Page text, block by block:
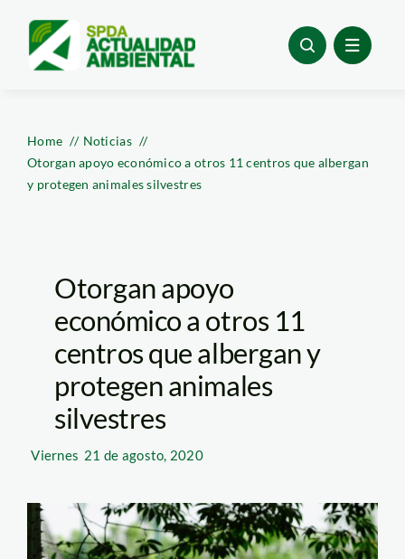
content
Home
Noticias
Otorgan apoyo económico a otros 11 centros que albergan
y protegen animales silvestres
Otorgan apoyo
económico a otros 11
centros que albergan y
protegen animales
silvestres
Viernes 21 de agosto, 2020